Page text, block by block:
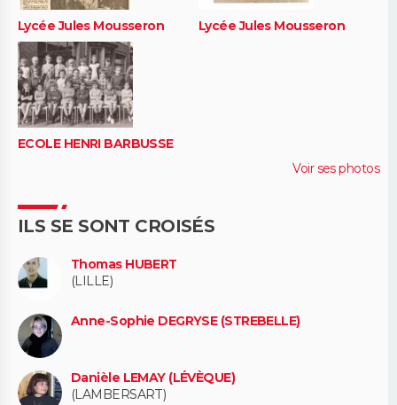
Lycée Jules Mousseron Lycée Jules Mousseron
ECOLE HENRI BARBUSSE
Voir ses photos
ILS SE SONT CROISÉS
Thomas HUBERT
(LILLE)
Anne-Sophie DEGRYSE (STREBELLE)
Danièle LEMAY (LÉVÈQUE)
(LAMBERSART)